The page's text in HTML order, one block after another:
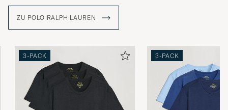
ZU POLO RALPH LAUREN
3-PACK 3-PACK